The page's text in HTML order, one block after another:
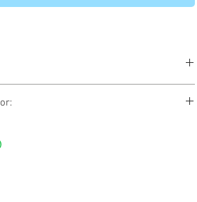
se em Letras (Português-Francês) na